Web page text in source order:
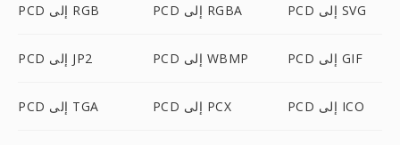
PCD إلى RGB PCD إلى RGBA PCD إلى SVG
PCD إلى JP2 PCD إلى WBMP PCD إلى GIF
PCD إلى TGA PCD إلى PCX PCD إلى ICO